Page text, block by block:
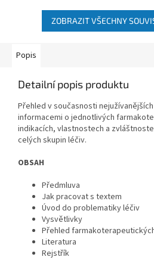
ZOBRAZIT VŠECHNY
Popis
Detailní popis produktu
Přehled v současnosti
informacemi o jednotlivých
indikacích, vlastnostech a
celých skupin léčiv.
OBSAH
Předmluva
Jak pracovat s textem
Úvod do problematiky léčiv
Vysvětlivky
Přehled
Literatura
Rejstřík